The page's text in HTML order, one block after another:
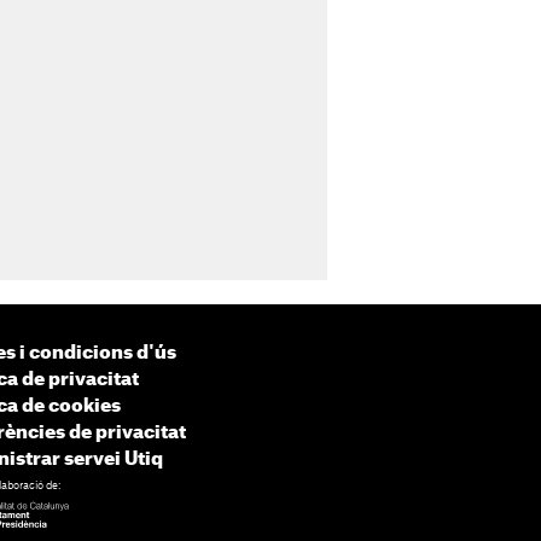
i condicions d'ús
de privacitat
de cookies
de privacitat
servei Utiq
de: